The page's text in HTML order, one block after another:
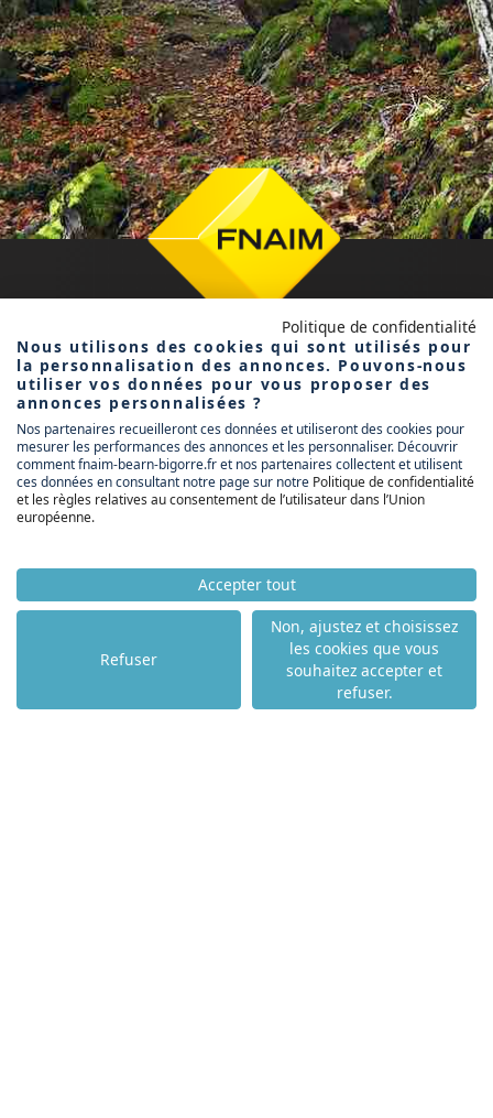
FNAIM BÉARN
BIGORRE
LOUER
VENDRE
NOS PARTENAIRES
NOS AGENCES
NOS COMPÉTENCES
Politique de confidentialité
Nous utilisons des cookies qui sont utilisés pour
la personnalisation des annonces. Pouvons-nous
utiliser vos données pour vous proposer des
annonces personnalisées ?
Nos partenaires recueilleront ces données et utiliseront des cookies pour
mesurer les performances des annonces et les personnaliser. Découvrir
comment fnaim-bearn-bigorre.fr et nos partenaires collectent et utilisent
ces données en consultant notre page sur notre Politique de confidentialité
et les règles relatives au consentement de l’utilisateur dans l’Union
européenne.
Accepter tout
Refuser
Non, ajustez et choisissez
les cookies que vous
souhaitez accepter et
refuser.